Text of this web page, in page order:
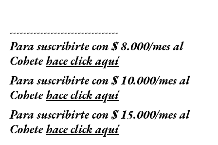
--------------------------------
Para suscribirte con $ 8.000/mes al
Cohetehace click aquí
Para suscribirte con $ 10.000/mes al
Cohetehace click aquí
Para suscribirte con $ 15.000/mes al
Cohetehace click aquí